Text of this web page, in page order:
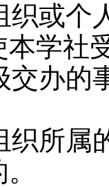
织或
学社
交办
织所
。